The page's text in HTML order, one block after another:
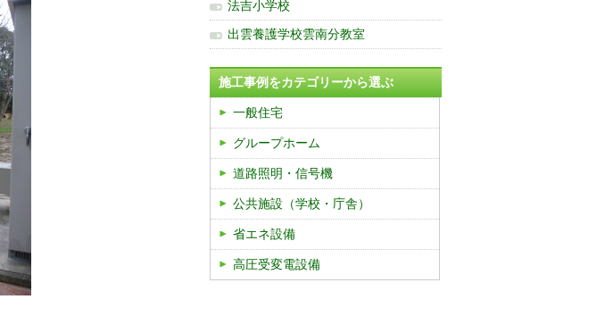
法吉小学校
出雲養護学校雲南分教室
施工事例をカテゴリーから選ぶ
一般住宅
グループホーム
道路照明・信号機
公共施設（学校・庁舎）
省エネ設備
高圧受変電設備